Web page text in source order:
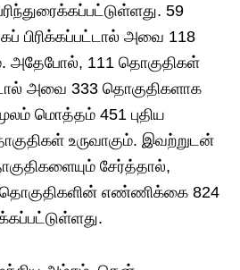
59
பிரிக்கப்பட்டால் அவை 118
அதேபோல், 111 தொகுதிகள்
அவை 333 தொகுதிகளாக
மொத்தம் 451 புதிய
உருவாகும். இவற்றுடன்
சேர்த்தால்,
எண்ணிக்கை 824